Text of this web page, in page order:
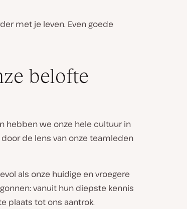
met je leven. Even goede
belofte
hebben we onze hele cultuur in
de lens van onze teamleden
als onze huidige en vroegere
vanuit hun diepste kennis
plaats tot ons aantrok.